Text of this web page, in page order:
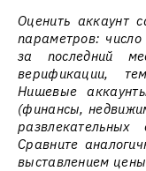
Оценить аккаунт
параметров:
за последний
верификации,
Нишевые
(финансы,
Сравните
выставлением